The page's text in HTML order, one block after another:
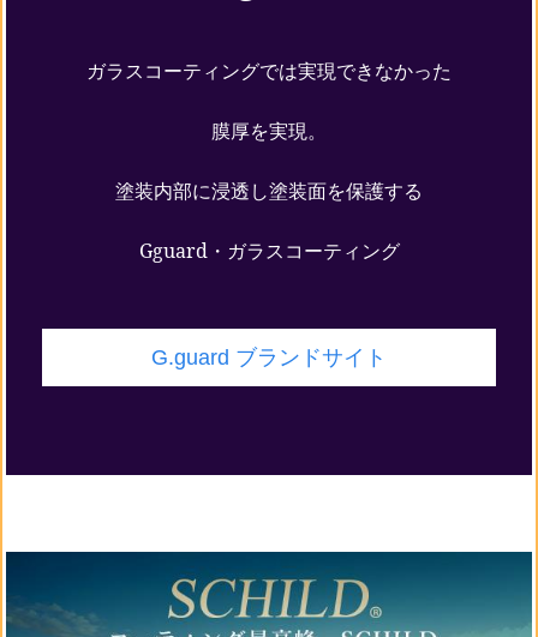
ガラスコーティングでは実現できなかった
膜厚を実現。
塗装内部に浸透し塗装面を保護する
Gguard・ガラスコーティング
G.guard ブランドサイト